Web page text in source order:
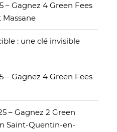
– Gagnez 4 Green Fees
Massane
: une clé invisible
– Gagnez 4 Green Fees
– Gagnez 2 Green
Saint-Quentin-en-